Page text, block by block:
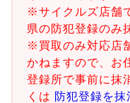
※サイクルズ店舗
県の防犯登録のみ
※買取のみ対応店
かねますので、お
登録所で事前に抹
くは 防犯登録を抹